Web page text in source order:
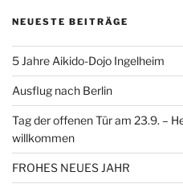
NEUESTE BEITRÄGE
5 Jahre Aikido-Dojo Ingelheim
Ausflug nach Berlin
Tag der offenen Tür am 23.9. –
willkommen
FROHES NEUES JAHR